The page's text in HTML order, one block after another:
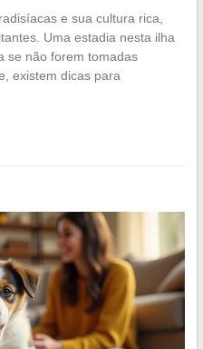
e sua cultura rica,
Uma estadia nesta ilha
se não forem tomadas
existem dicas para